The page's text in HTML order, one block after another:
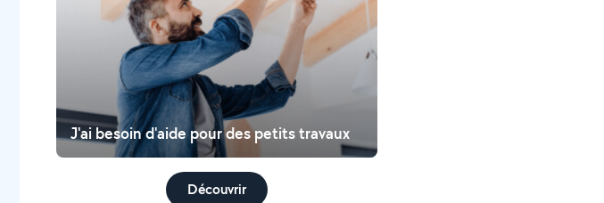
J'ai besoin d'aide pour des petits travaux
Découvrir